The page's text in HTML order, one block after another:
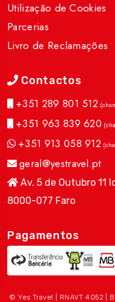
Utilização de Cookies
Parcerias
Livro de Reclamações
Contactos
+351 289 801 512
+351 963 839 620
+351 913 058 912
geral@yestravel.pt
Av. 5 de Outubro 11
8000-077 Faro
Pagamentos
© Yes Travel | RNAVT 4052 |